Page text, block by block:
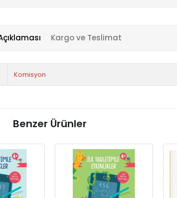
Kargo ve Teslimat
Komisyon
Benzer Ürünler